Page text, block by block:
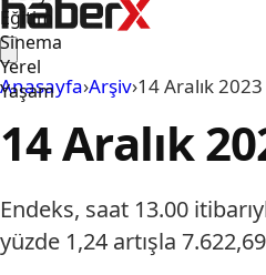
Eğitim
Sinema
Yerel
Yaşam
Anasayfa›Arşiv›14 Aralık
14 Aralık
Endeks, saat 13.00
yüzde 1,24 artışla